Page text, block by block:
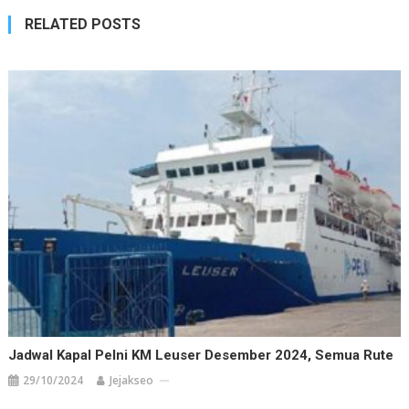
RELATED POSTS
Jadwal Kapal Pelni KM Leuser Desember 2024, Semua Rute
29/10/2024 Jejakseo